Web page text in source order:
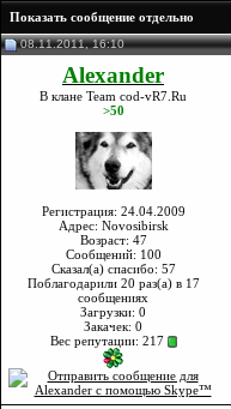
Показать сообщение отдельно
08.11.2011, 16:10
Alexander
В клане Team cod-vR7.Ru
>50
Регистрация: 24.04.2009
Адрес: Novosibirsk
Возраст: 47
Сообщений: 100
Сказал(а) спасибо: 57
Поблагодарили 20 раз(а) в 17
сообщениях
Загрузки: 0
Закачек: 0
Вес репутации: 217